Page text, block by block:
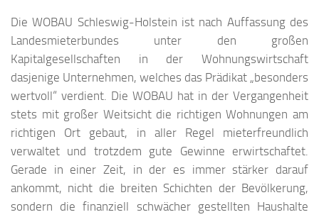
Die WOBAU Schleswig-Holstein ist nach Auffassung des
Landesmieterbundes unter den großen
Kapitalgesellschaften in der Wohnungswirtschaft
dasjenige Unternehmen, welches das Prädikat „besonders
wertvoll“ verdient. Die WOBAU hat in der Vergangenheit
stets mit großer Weitsicht die richtigen Wohnungen am
richtigen Ort gebaut, in aller Regel mieterfreundlich
verwaltet und trotzdem gute Gewinne erwirtschaftet.
Gerade in einer Zeit, in der es immer stärker darauf
ankommt, nicht die breiten Schichten der Bevölkerung,
sondern die finanziell schwächer gestellten Haushalte